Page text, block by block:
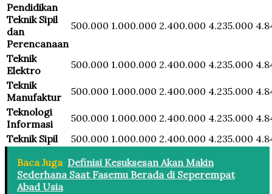
Pendidikan
Teknik Sipil
dan
Perencanaan
500.000 1.000.000 2.400.000 4.235.000
Teknik
Elektro
500.000 1.000.000 2.400.000 4.235.000
Teknik
Manufaktur
500.000 1.000.000 2.400.000 4.235.000
Teknologi
Informasi
500.000 1.000.000 2.400.000 4.235.000
Teknik Sipil
500.000 1.000.000 2.400.000 4.235.000
Baca Juga Definisi Kesuksesan Akan Makin
Sederhana Saat Fasemu Berada di Seperempat
Abad Usia